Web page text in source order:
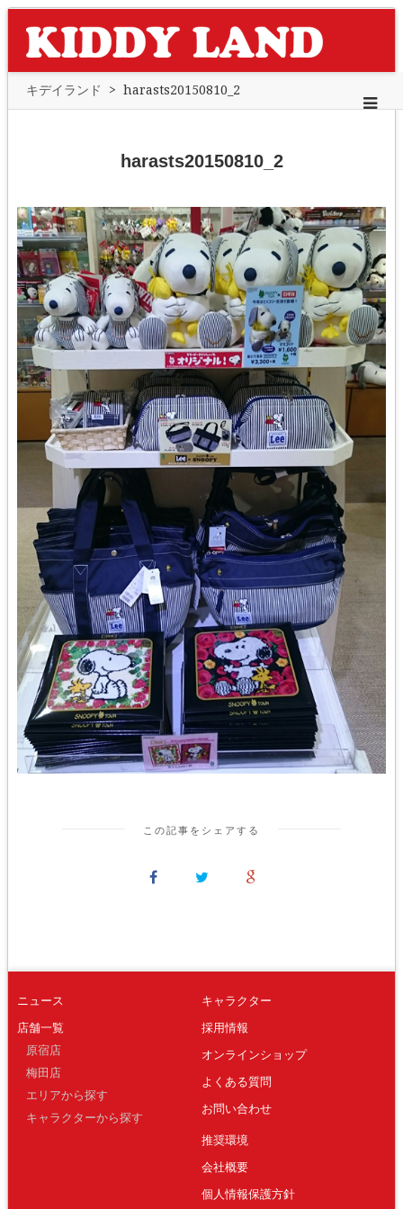
キデイランド > harasts20150810_2
harasts20150810_2
この記事をシェアする
ニュース
店舗一覧
原宿店
梅田店
エリアから探す
キャラクターから探す
キャラクター
採用情報
オンラインショップ
よくある質問
お問い合わせ
推奨環境
会社概要
個人情報保護方針